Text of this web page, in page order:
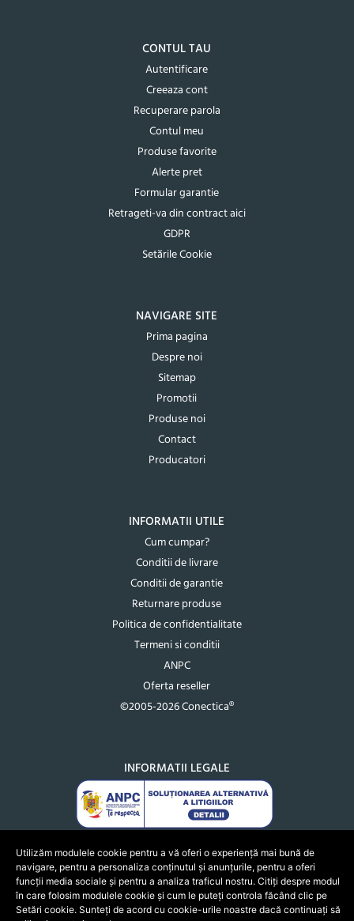
CONTUL TAU
Autentificare
Creeaza cont
Recuperare parola
Contul meu
Produse favorite
Alerte pret
Formular garantie
Retrageti-va din contract aici
GDPR
Setările Cookie
NAVIGARE SITE
Prima pagina
Despre noi
Sitemap
Promotii
Produse noi
Contact
Producatori
INFORMATII UTILE
Cum cumpar?
Conditii de livrare
Conditii de garantie
Returnare produse
Politica de confidentialitate
Termeni si conditii
ANPC
Oferta reseller
©2005-2026 Conectica®
INFORMATII LEGALE
Utilizăm modulele cookie pentru a vă oferi o experiență mai bună de
navigare, pentru a personaliza conținutul și anunțurile, pentru a oferi
funcții media sociale și pentru a analiza traficul nostru. Citiți despre modul
în care folosim modulele cookie și cum le puteți controla făcând clic pe
Setări cookie. Sunteți de acord cu cookie-urile noastre dacă continuați să